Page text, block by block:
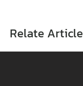
Relate Article